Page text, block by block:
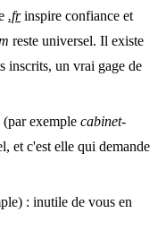
.frinspire confiance et
reste universel. Il existe
inscrits, un vrai gage de
(par exemplecabinet-
et c'est elle qui demande
: inutile de vous en